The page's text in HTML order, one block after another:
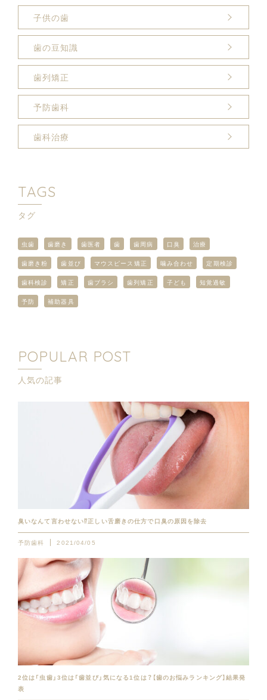
子供の歯
歯の豆知識
歯列矯正
予防歯科
歯科治療
TAGS
タグ
虫歯 歯磨き 歯医者 歯 歯周病 口臭 治療
歯磨き粉 歯並び マウスピース矯正 噛み合わせ 定期検診
歯科検診 矯正 歯ブラシ 歯列矯正 子ども 知覚過敏
予防 補助器具
POPULAR POST
人気の記事
臭いなんて言わせない⁉︎正しい舌磨きの仕方で口臭の原因を除去
予防歯科 2021/04/05
2位は「虫歯」3位は「歯並び」気になる1位は？【歯のお悩みランキング】結果発
表